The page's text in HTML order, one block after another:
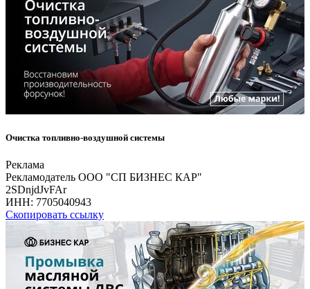
Очистка топливно-воздушной системы
Реклама
Рекламодатель ООО "СП БИЗНЕС КАР"
2SDnjdJvFAr
ИНН: 7705040943
Скопировать ссылку